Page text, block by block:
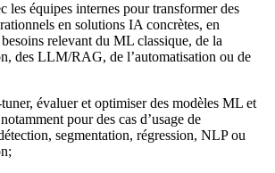
les équipes internes pour transformer des
en solutions IA concrètes, en
relevant du ML classique, de la
des LLM/RAG, de l’automatisation ou de
évaluer et optimiser des modèles ML et
pour des cas d’usage de
segmentation, régression, NLP ou